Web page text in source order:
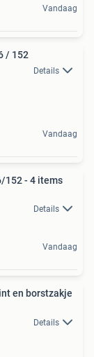
Vandaag
/ 152
Details
Vandaag
152 - 4 items
Details
Vandaag
en borstzakje
Details